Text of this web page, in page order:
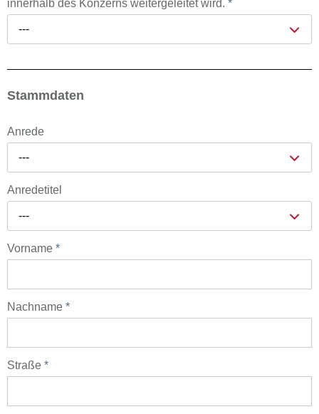
innerhalb des Konzerns weitergeleitet wird. *
---
Stammdaten
Anrede
---
Anredetitel
---
Vorname *
Nachname *
Straße *